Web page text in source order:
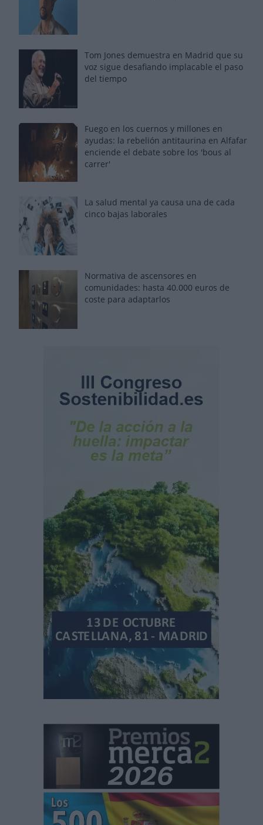
Tom Jones demuestra en Madrid que su
voz sigue desafiando implacable el paso
del tiempo
Fuego en los cuernos y millones en
ayudas: la rebelión antitaurina en Alfafar
enciende el debate sobre los 'bous al
carrer'
La salud mental ya causa una de cada
cinco bajas laborales
Normativa de ascensores en
comunidades: hasta 40.000 euros de
coste para adaptarlos